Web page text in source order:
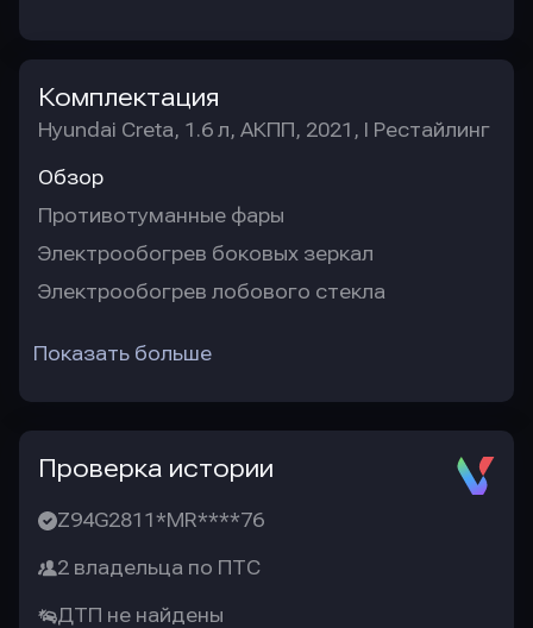
Комплектация
Hyundai Creta, 1.6 л, АКПП, 2021, I Рестайлинг
Обзор
Противотуманные фары
Электрообогрев боковых зеркал
Электрообогрев лобового стекла
Показать больше
Проверка истории
Z94G2811*MR****76
2 владельца по ПТС
ДТП не найдены